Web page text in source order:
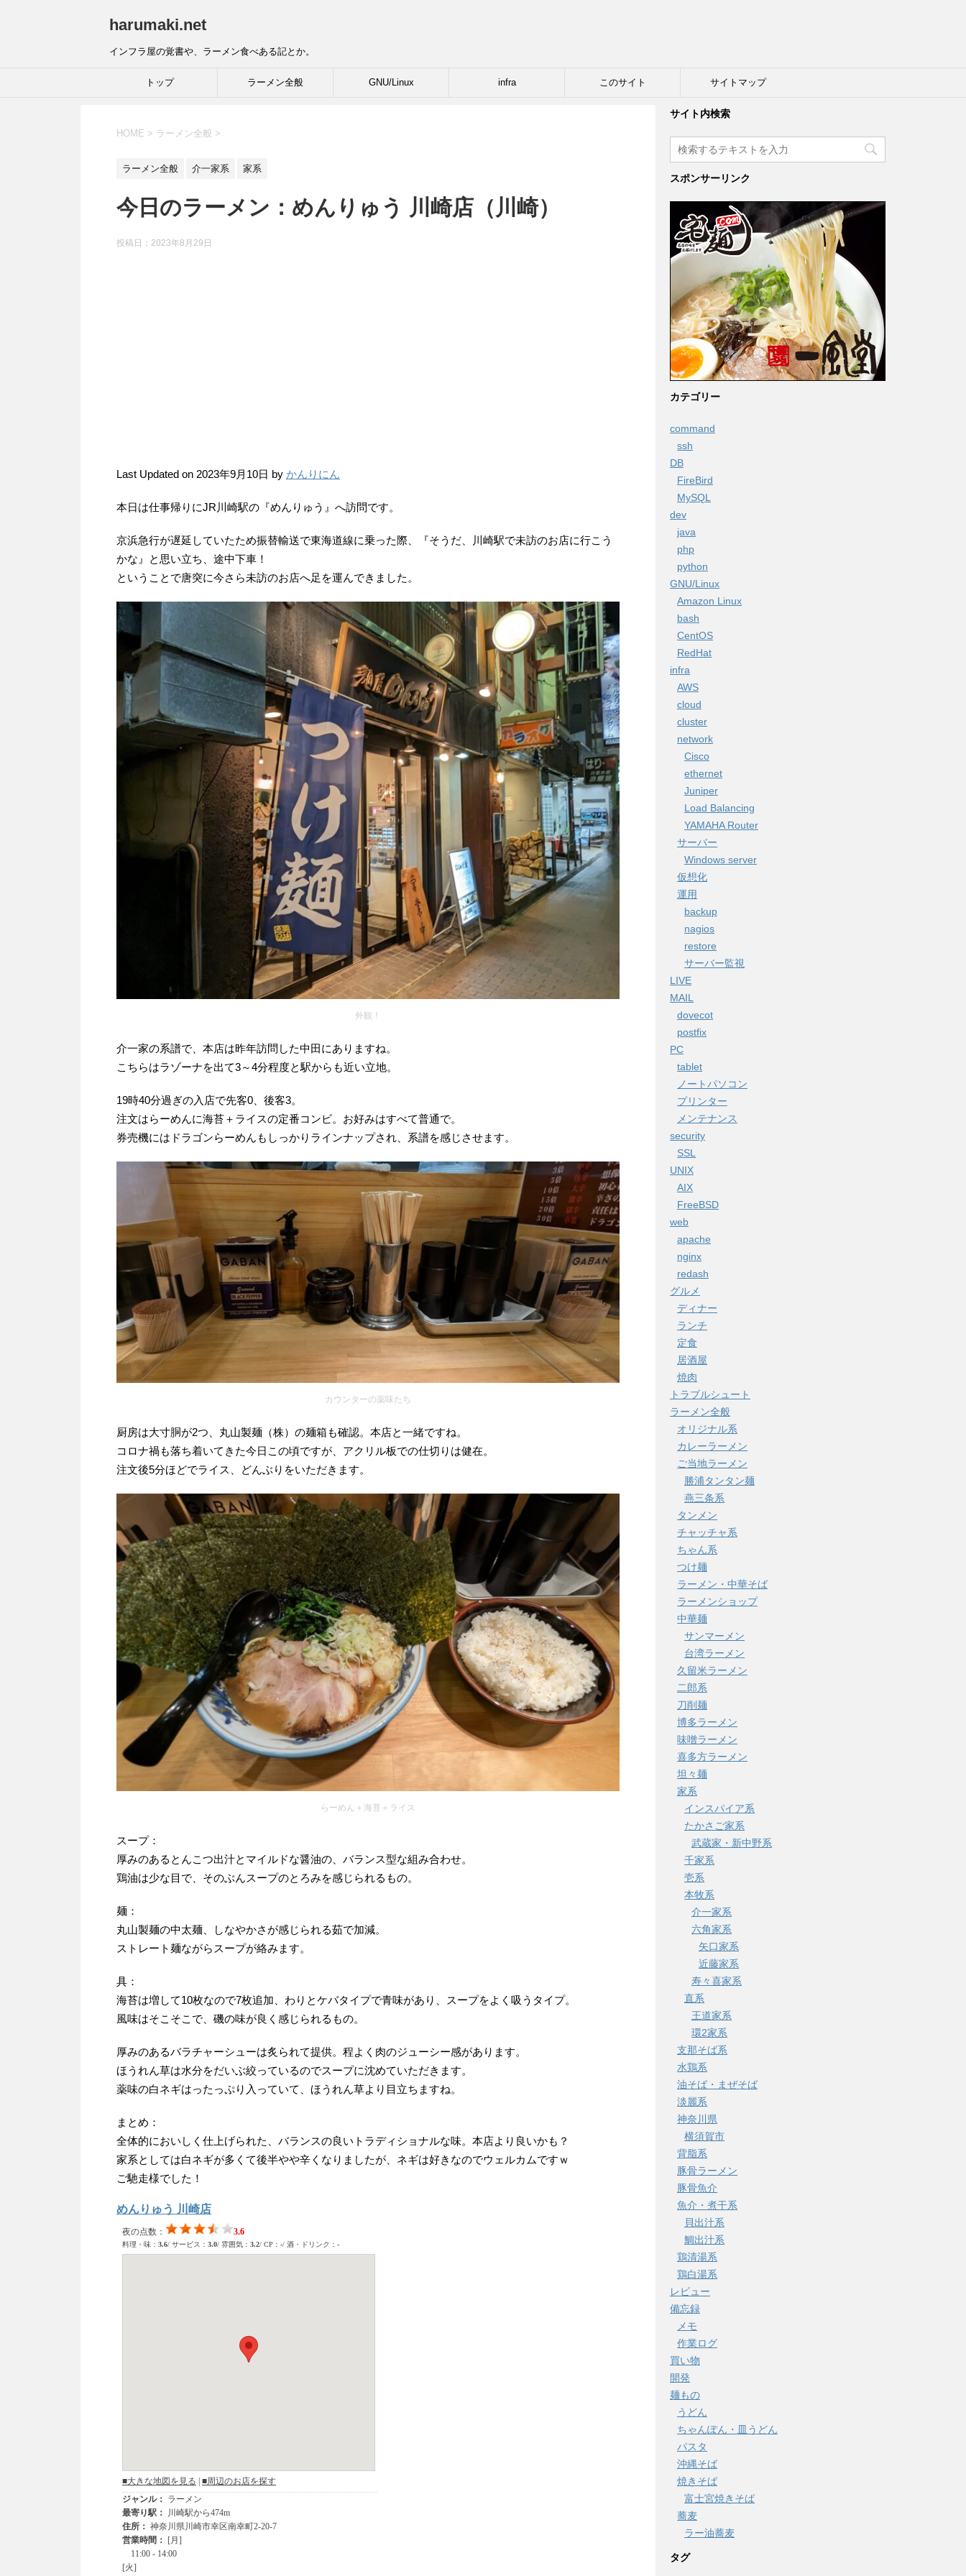
harumaki.net
インフラ屋の覚書や、ラーメン食べある記とか。
トップ ラーメン全般 GNU/Linux infra このサイト サイトマップ
HOME > ラーメン全般 >
ラーメン全般 介一家系 家系
今日のラーメン：めんりゅう 川崎店（川崎）
投稿日：2023年8月29日
Last Updated on 2023年9月10日 by かんりにん
本日は仕事帰りにJR川崎駅の『めんりゅう』へ訪問です。
京浜急行が遅延していたため振替輸送で東海道線に乗った際、『そうだ、川崎駅で未訪のお店に行こう
かな』と思い立ち、途中下車！
ということで唐突に今さら未訪のお店へ足を運んできました。
外観！
介一家の系譜で、本店は昨年訪問した中田にありますね。
こちらはラゾーナを出て3～4分程度と駅からも近い立地。
19時40分過ぎの入店で先客0、後客3。
注文はらーめんに海苔＋ライスの定番コンビ。お好みはすべて普通で。
券売機にはドラゴンらーめんもしっかりラインナップされ、系譜を感じさせます。
カウンターの薬味たち
厨房は大寸胴が2つ、丸山製麺（株）の麺箱も確認。本店と一緒ですね。
コロナ禍も落ち着いてきた今日この頃ですが、アクリル板での仕切りは健在。
注文後5分ほどでライス、どんぶりをいただきます。
らーめん＋海苔＋ライス
スープ：
厚みのあるとんこつ出汁とマイルドな醤油の、バランス型な組み合わせ。
鶏油は少な目で、そのぶんスープのとろみを感じられるもの。
麺：
丸山製麺の中太麺、しなやかさが感じられる茹で加減。
ストレート麺ながらスープが絡みます。
具：
海苔は増して10枚なので7枚追加、わりとケバタイプで青味があり、スープをよく吸うタイプ。
風味はそこそこで、磯の味が良く感じられるもの。
厚みのあるバラチャーシューは炙られて提供。程よく肉のジューシー感があります。
ほうれん草は水分をだいぶ絞っているのでスープに沈めていただきます。
薬味の白ネギはったっぷり入っていて、ほうれん草より目立ちますね。
まとめ：
全体的においしく仕上げられた、バランスの良いトラディショナルな味。本店より良いかも？
家系としては白ネギが多くて後半やや辛くなりましたが、ネギは好きなのでウェルカムですｗ
ご馳走様でした！
めんりゅう 川崎店
サイト内検索
スポンサーリンク
カテゴリー
command
ssh
DB
FireBird
MySQL
dev
java
php
python
GNU/Linux
Amazon Linux
bash
CentOS
RedHat
infra
AWS
cloud
cluster
network
Cisco
ethernet
Juniper
Load Balancing
YAMAHA Router
サーバー
Windows server
仮想化
運用
backup
nagios
restore
サーバー監視
LIVE
MAIL
dovecot
postfix
PC
tablet
ノートパソコン
プリンター
メンテナンス
security
SSL
UNIX
AIX
FreeBSD
web
apache
nginx
redash
グルメ
ディナー
ランチ
定食
居酒屋
焼肉
トラブルシュート
ラーメン全般
オリジナル系
カレーラーメン
ご当地ラーメン
勝浦タンタン麺
燕三条系
タンメン
チャッチャ系
ちゃん系
つけ麺
ラーメン・中華そば
ラーメンショップ
中華麺
サンマーメン
台湾ラーメン
久留米ラーメン
二郎系
刀削麺
博多ラーメン
味噌ラーメン
喜多方ラーメン
坦々麺
家系
インスパイア系
たかさご家系
武蔵家・新中野系
千家系
壱系
本牧系
介一家系
六角家系
矢口家系
近藤家系
寿々喜家系
直系
王道家系
環2家系
支那そば系
水鶏系
油そば・まぜそば
淡麗系
神奈川県
横須賀市
背脂系
豚骨ラーメン
豚骨魚介
魚介・煮干系
貝出汁系
鯛出汁系
鶏清湯系
鶏白湯系
レビュー
備忘録
メモ
作業ログ
買い物
開発
麺もの
うどん
ちゃんぽん・皿うどん
パスタ
沖縄そば
焼きそば
富士宮焼きそば
蕎麦
ラー油蕎麦
タグ